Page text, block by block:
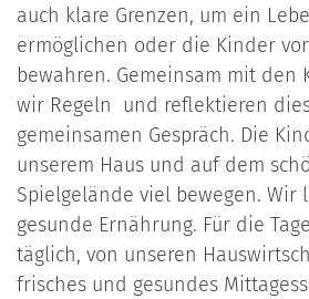
auch klare Grenzen, um ein
ermöglichen oder die Kinder
bewahren. Gemeinsam mit den
wir Regeln und reflektieren
gemeinsamen Gespräch. Die
unserem Haus und auf dem
Spielgelände viel bewegen. Wir
gesunde Ernährung. Für die
täglich, von unseren
frisches und gesundes